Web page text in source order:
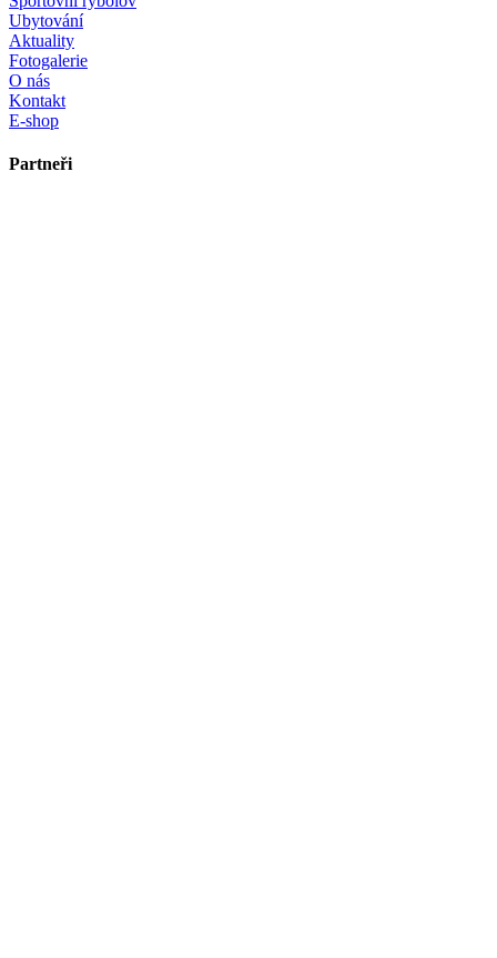
Ubytování
Aktuality
Fotogalerie
O nás
Kontakt
E-shop
Partneři